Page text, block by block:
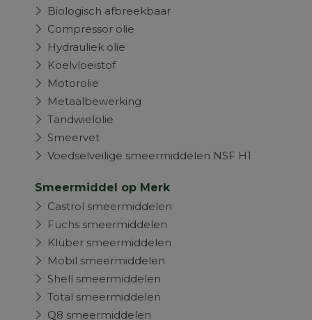
Biologisch afbreekbaar
Compressor olie
Hydrauliek olie
Koelvloeistof
Motorolie
Metaalbewerking
Tandwielolie
Smeervet
Voedselveilige smeermiddelen NSF H1
Smeermiddel op Merk
Castrol smeermiddelen
Fuchs smeermiddelen
Klüber smeermiddelen
Mobil smeermiddelen
Shell smeermiddelen
Total smeermiddelen
Q8 smeermiddelen